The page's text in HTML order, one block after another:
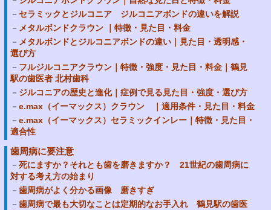
セラミックとジルコニア ジルコニアボンドの違いを解説
メタルボンドクラウン ｜特徴・見た目・料金
メタルボンドとジルコニアボンドの違い｜見た目・透明感・
選び方
フルジルコニアクラウン｜特徴・強度・見た目・料金｜鶴見
駅の歯医者 北村歯科
ジルコニアの歴史と進化｜症例で見る見た目・強度・選び方
e.max（イーマックス）クラウン ｜適用条件・見た目・料金
e.max（イーマックス）セラミックインレー｜特徴・見た目・
適合性
歯周病に要注意
死にますか？それとも歯を磨きますか？ 21世紀の歯周病に
対する考え方の始まり
歯周病がよく分かる画像 磨きすぎ
歯周病で最も大切なことは定期的なお手入れ 鶴見駅の歯医